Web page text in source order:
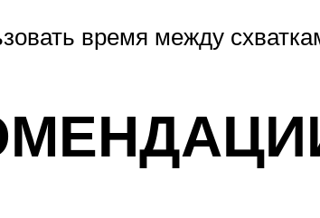
время между